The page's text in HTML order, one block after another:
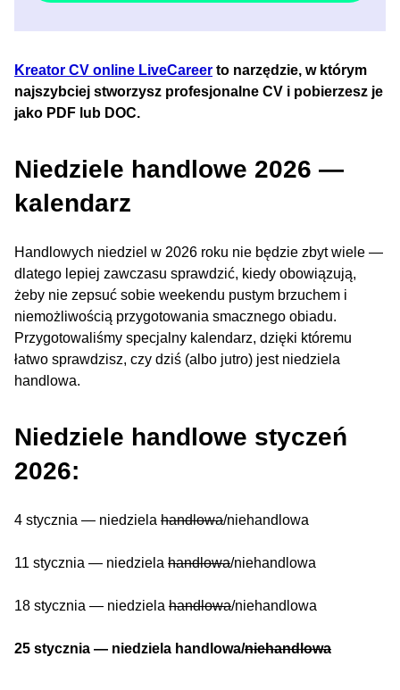
Kreator CV online LiveCareer to narzędzie, w którym
najszybciej stworzysz profesjonalne CV i pobierzesz je
jako PDF lub DOC.
Niedziele handlowe 2026 —
kalendarz
Handlowych niedziel w 2026 roku nie będzie zbyt wiele —
dlatego lepiej zawczasu sprawdzić, kiedy obowiązują,
żeby nie zepsuć sobie weekendu pustym brzuchem i
niemożliwością przygotowania smacznego obiadu.
Przygotowaliśmy specjalny kalendarz, dzięki któremu
łatwo sprawdzisz, czy dziś (albo jutro) jest niedziela
handlowa.
Niedziele handlowe styczeń
2026:
4 stycznia — niedziela handlowa/niehandlowa
11 stycznia — niedziela handlowa/niehandlowa
18 stycznia — niedziela handlowa/niehandlowa
25 stycznia — niedziela handlowa/niehandlowa